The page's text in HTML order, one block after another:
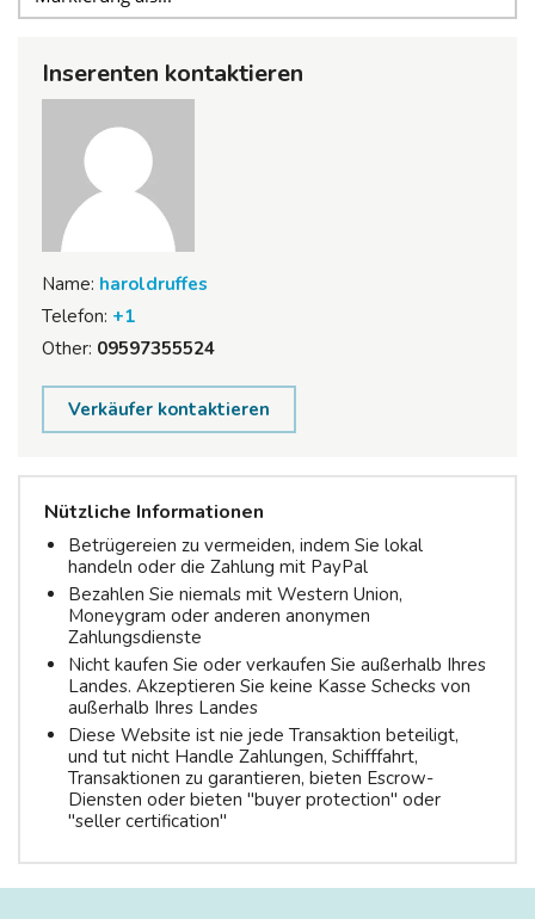
Inserenten kontaktieren
Name: haroldruffes
Telefon: +1
Other: 09597355524
Verkäufer kontaktieren
Nützliche Informationen
Betrügereien zu vermeiden, indem Sie lokal
handeln oder die Zahlung mit PayPal
Bezahlen Sie niemals mit Western Union,
Moneygram oder anderen anonymen
Zahlungsdienste
Nicht kaufen Sie oder verkaufen Sie außerhalb Ihres
Landes. Akzeptieren Sie keine Kasse Schecks von
außerhalb Ihres Landes
Diese Website ist nie jede Transaktion beteiligt,
und tut nicht Handle Zahlungen, Schifffahrt,
Transaktionen zu garantieren, bieten Escrow-
Diensten oder bieten "buyer protection" oder
"seller certification"